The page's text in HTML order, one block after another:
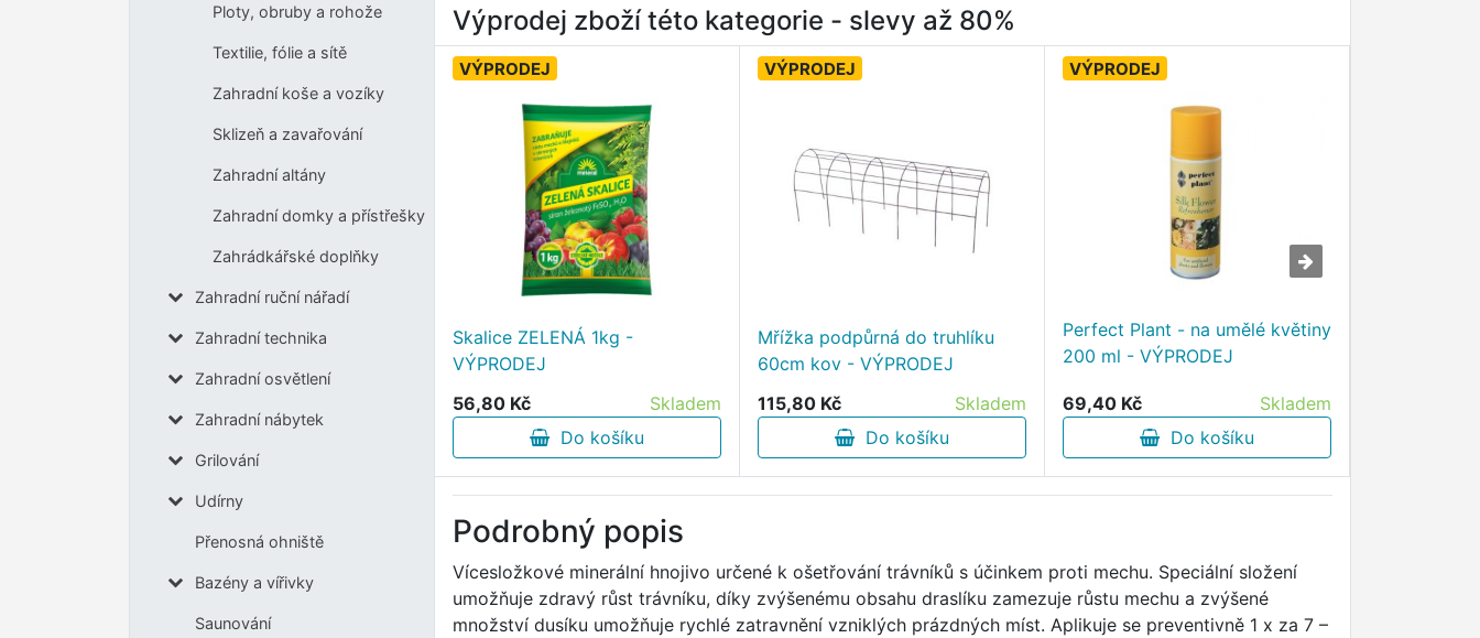
Ploty, obruby a rohože
Textilie, fólie a sítě
Zahradní koše a vozíky
Sklizeň a zavařování
Zahradní altány
Zahradní domky a přístřešky
Zahrádkářské doplňky
Zahradní ruční nářadí
Zahradní technika
Zahradní osvětlení
Zahradní nábytek
Grilování
Udírny
Přenosná ohniště
Bazény a vířivky
Saunování
Výprodej zboží této kategorie - slevy až 80%
VÝPRODEJ
Skalice ZELENÁ 1kg -
VÝPRODEJ
56,80 Kč
Skladem
Do košíku
VÝPRODEJ
Mřížka podpůrná do truhlíku
60cm kov - VÝPRODEJ
115,80 Kč
Skladem
Do košíku
VÝPRODEJ
Perfect Plant - na umělé květiny
200 ml - VÝPRODEJ
69,40 Kč
Skladem
Do košíku
Podrobný popis
Vícesložkové minerální hnojivo určené k ošetřování trávníků s účinkem proti mechu. Speciální složení
umožňuje zdravý růst trávníku, díky zvýšenému obsahu draslíku zamezuje růstu mechu a zvýšené
množství dusíku umožňuje rychlé zatravnění vzniklých prázdných míst. Aplikuje se preventivně 1 x za 7 –